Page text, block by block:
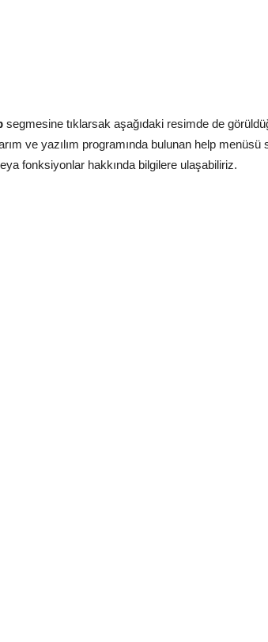
segmesine tıklarsak aşağıdaki resimde de
ve yazılım programında bulunan help
fonksiyonlar hakkında bilgilere ulaşabiliriz.